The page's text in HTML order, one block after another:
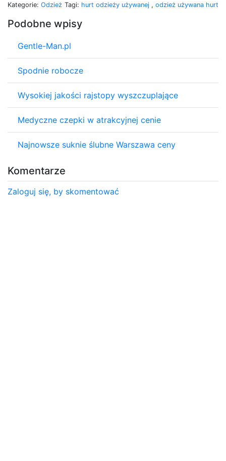
Kategorie: Odzież Tagi: hurt odzieży używanej , odzież używana hurt
Podobne wpisy
Gentle-Man.pl
Spodnie robocze
Wysokiej jakości rajstopy wyszczuplające
Medyczne czepki w atrakcyjnej cenie
Najnowsze suknie ślubne Warszawa ceny
Komentarze
Zaloguj się, by skomentować